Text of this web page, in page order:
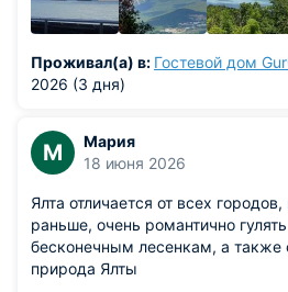
Проживал(а) в: Гостевой дом
2026 (3 дня)
М
Мария
18 июня 2026
Ялта отличается от всех
раньше, очень романтично
бесконечным лесенкам, а также
природа Ялты